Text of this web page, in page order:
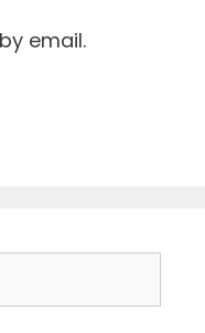
email.